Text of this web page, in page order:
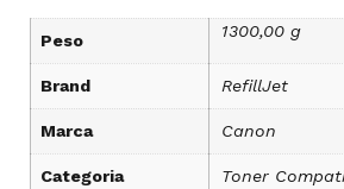
Peso 1300,00 g
Brand RefillJet
Marca Canon
Categoria
Toner